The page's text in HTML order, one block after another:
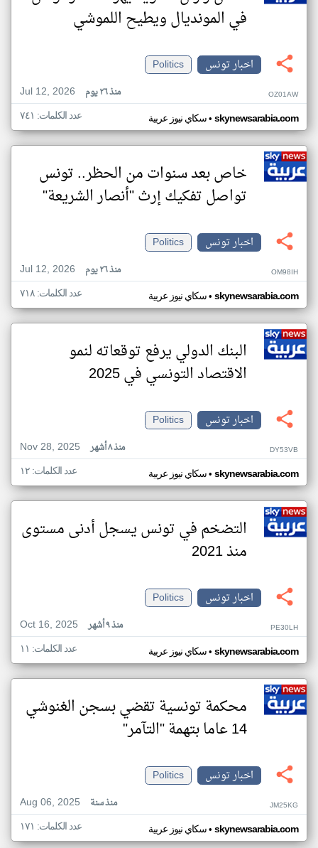
في المونديال ويطيح اللموشي
اخبار تونس
Politics
Jul 12, 2026
منذ ٢٦ يوم OZ01AW
سكاي نيوز عربية• skynewsarabia.com عدد الكلمات: ٧٤١
خاص بعد سنوات من الحظر.. تونس
تواصل تفكيك إرث "أنصار الشريعة"
اخبار تونس
Politics
Jul 12, 2026
منذ ٢٦ يوم OM98IH
سكاي نيوز عربية• skynewsarabia.com عدد الكلمات: ٧١٨
البنك الدولي يرفع توقعاته لنمو
الاقتصاد التونسي في 2025
اخبار تونس
Politics
Nov 28, 2025
منذ ٨ أشهر DY53VB
سكاي نيوز عربية• skynewsarabia.com عدد الكلمات: ١٢
التضخم في تونس يسجل أدنى مستوى
منذ 2021
اخبار تونس
Politics
Oct 16, 2025
منذ ٩ أشهر PE30LH
سكاي نيوز عربية• skynewsarabia.com عدد الكلمات: ١١
محكمة تونسية تقضي بسجن الغنوشي
14 عاما بتهمة "التآمر"
اخبار تونس
Politics
Aug 06, 2025
منذ سنة JM25KG
سكاي نيوز عربية• skynewsarabia.com عدد الكلمات: ١٧١